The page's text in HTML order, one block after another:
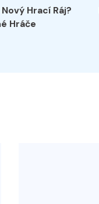
Hrací Ráj?
Hráče